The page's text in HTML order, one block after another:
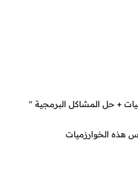
+ حل المشاكل البرمجية "
هذه الخوارزميات